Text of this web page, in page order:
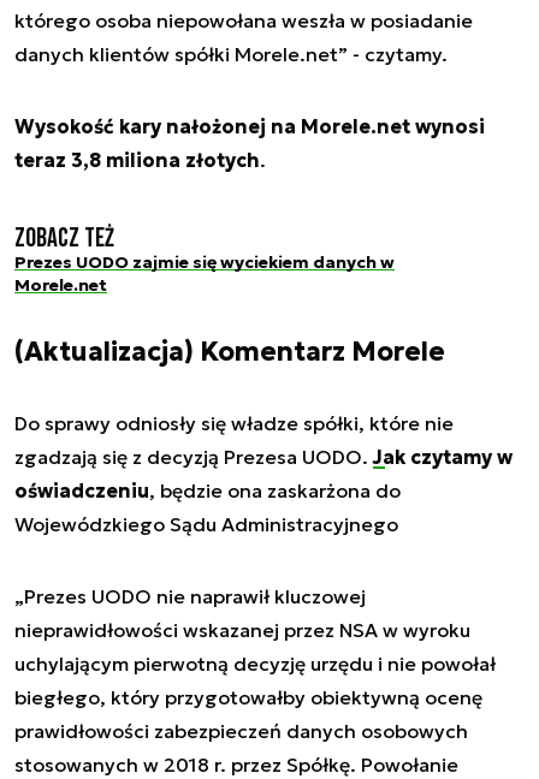
którego osoba niepowołana weszła w posiadanie
danych klientów spółki Morele.net” - czytamy.
Wysokość kary nałożonej na Morele.net wynosi
teraz 3,8 miliona złotych.
Zobacz też
Prezes UODO zajmie się wyciekiem danych w
Morele.net
(Aktualizacja) Komentarz Morele
Do sprawy odniosły się władze spółki, które nie
zgadzają się z decyzją Prezesa UODO.Jak czytamy w
oświadczeniu, będzie ona zaskarżona do
Wojewódzkiego Sądu Administracyjnego
„Prezes UODO nie naprawił kluczowej
nieprawidłowości wskazanej przez NSA w wyroku
uchylającym pierwotną decyzję urzędu i nie powołał
biegłego, który przygotowałby obiektywną ocenę
prawidłowości zabezpieczeń danych osobowych
stosowanych w 2018 r. przez Spółkę. Powołanie